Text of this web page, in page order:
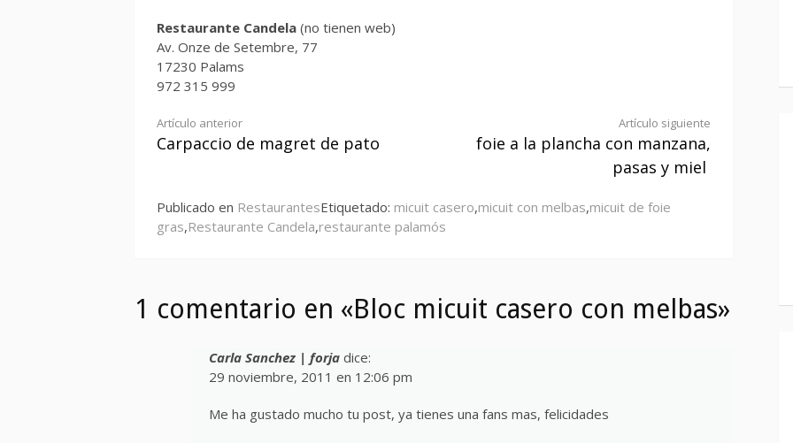
Restaurante Candela (no tienen web)
Av. Onze de Setembre, 77
17230 Palams
972 315 999
Seguir
leyendo
Artículo anterior
Carpaccio de magret de pato
Artículo siguiente
foie a la plancha con manzana,
pasas y miel
Publicado en RestaurantesEtiquetado: micuit casero,micuit con melbas,micuit de foie
gras,Restaurante Candela,restaurante palamós
1 comentario en «Bloc micuit casero con melbas»
Carla Sanchez | forja dice:
29 noviembre, 2011 en 12:06 pm
Me ha gustado mucho tu post, ya tienes una fans mas, felicidades